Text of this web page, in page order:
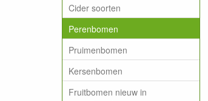
Cider soorten
Perenbomen
Pruimenbomen
Kersenbomen
Fruitbomen nieuw in